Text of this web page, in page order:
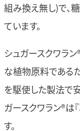
組み換え無し)で、
ています。
シュガースクワラ
な植物原料である
を駆使した製法で
ガースクワラン®は
す。